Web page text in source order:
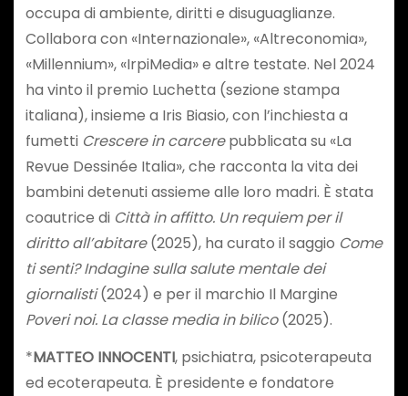
occupa di ambiente, diritti e disuguaglianze.
Collabora con «Internazionale», «Altreconomia»,
«Millennium», «IrpiMedia» e altre testate. Nel 2024
ha vinto il premio Luchetta (sezione stampa
italiana), insieme a Iris Biasio, con l’inchiesta a
fumetti Crescere in carcerepubblicata su «La
Revue Dessinée Italia», che racconta la vita dei
bambini detenuti assieme alle loro madri. È stata
coautrice di Città in affitto. Un requiem per il
diritto all’abitare(2025), ha curato il saggio Come
ti senti? Indagine sulla salute mentale dei
giornalisti(2024) e per il marchio Il Margine
Poveri noi. La classe media in bilico(2025).
*MATTEO INNOCENTI, psichiatra, psicoterapeuta
ed ecoterapeuta. È presidente e fondatore